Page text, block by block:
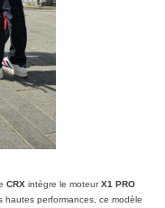
CRX intègre le moteurX1 PRO
hautes performances, ce modèle